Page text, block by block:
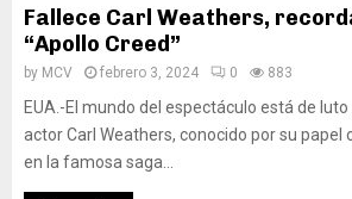
Fallece Carl Weathers,
“Apollo Creed”
by MCV febrero 3, 2024 0 883
EUA.-El mundo del espectáculo está de
actor Carl Weathers, conocido por su papel
en la famosa saga...